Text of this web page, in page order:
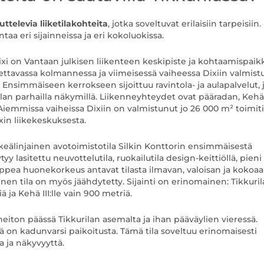
liiketilakohteita, jotka soveltuvat erilaisiin tarpeisiin.
eri sijainneissa ja eri kokoluokissa.
on Vantaan julkisen liikenteen keskipiste ja
kolmannessa ja viimeisessä vaiheessa Dixiin
kerrokseen sijoittuu ravintola- ja aulapalvelut,
parhailla näkymillä. Liikenneyhteydet ovat pääradan, Kehä
vaiheissa Dixiin on valmistunut jo 26 000 m²
liikekeskuksesta.
avotoimistotila Silkin Konttorin ensimmäisestä
lasitettu neuvottelutila, ruokailutila design-keittiöllä, pieni
huonekorkeus antavat tilasta ilmavan, valoisan ja
tila on myös jäähdytetty. Sijainti on erinomainen:
ja Kehä III:lle vain 900 metriä.
päässä Tikkurilan asemalta ja ihan pääväylien vieressä.
kadunvarsi paikoitusta. Tämä tila soveltuu erinomaisesti
ja näkyvyyttä.